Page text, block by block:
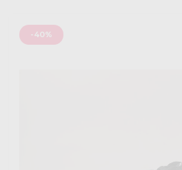
-40%